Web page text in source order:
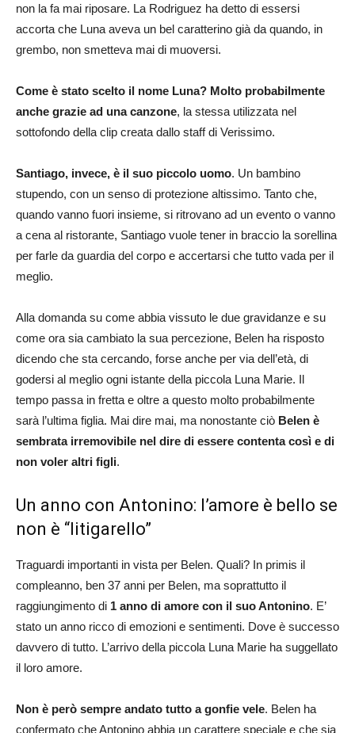
non la fa mai riposare. La Rodriguez ha detto di essersi
accorta che Luna aveva un bel caratterino già da quando, in
grembo, non smetteva mai di muoversi.
Come è stato scelto il nome Luna? Molto probabilmente
anche grazie ad una canzone, la stessa utilizzata nel
sottofondo della clip creata dallo staff di Verissimo.
Santiago, invece, è il suo piccolo uomo. Un bambino
stupendo, con un senso di protezione altissimo. Tanto che,
quando vanno fuori insieme, si ritrovano ad un evento o vanno
a cena al ristorante, Santiago vuole tener in braccio la sorellina
per farle da guardia del corpo e accertarsi che tutto vada per il
meglio.
Alla domanda su come abbia vissuto le due gravidanze e su
come ora sia cambiato la sua percezione, Belen ha risposto
dicendo che sta cercando, forse anche per via dell’età, di
godersi al meglio ogni istante della piccola Luna Marie. Il
tempo passa in fretta e oltre a questo molto probabilmente
sarà l’ultima figlia. Mai dire mai, ma nonostante ciò Belen è
sembrata irremovibile nel dire di essere contenta così e di
non voler altri figli.
Un anno con Antonino: l’amore è bello se
non è “litigarello”
Traguardi importanti in vista per Belen. Quali? In primis il
compleanno, ben 37 anni per Belen, ma soprattutto il
raggiungimento di 1 anno di amore con il suo Antonino. E’
stato un anno ricco di emozioni e sentimenti. Dove è successo
davvero di tutto. L’arrivo della piccola Luna Marie ha suggellato
il loro amore.
Non è però sempre andato tutto a gonfie vele. Belen ha
confermato che Antonino abbia un carattere speciale e che sia